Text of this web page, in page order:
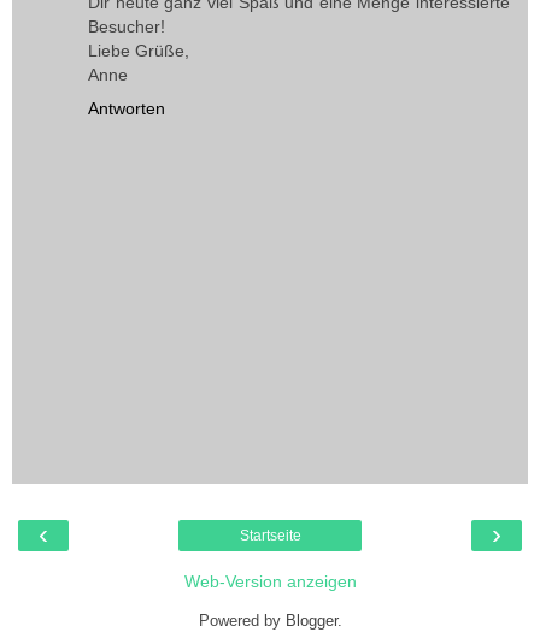
Besucher!
Liebe Grüße,
Anne
Antworten
‹ ›
Startseite
Web-Version anzeigen
Powered by Blogger.